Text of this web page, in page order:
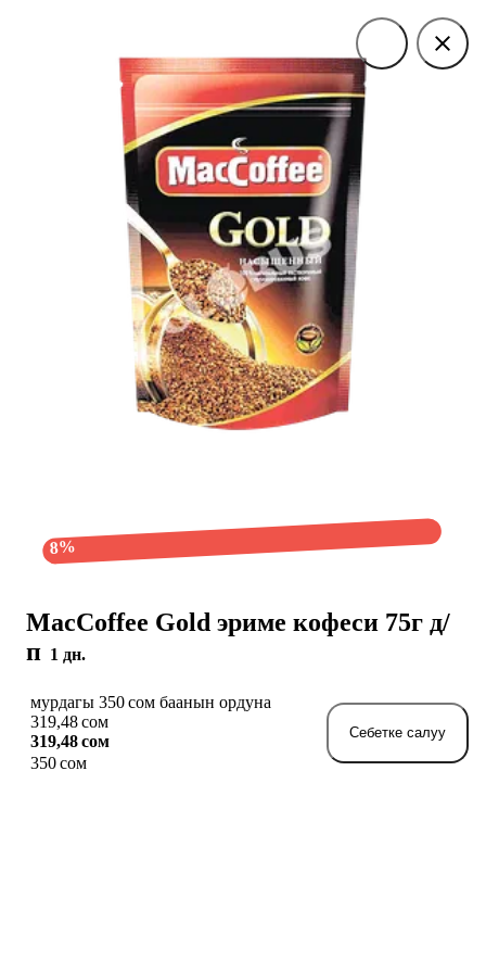
MacCoffee Gold эриме кофеси 75г д/
п 1 дн.
8%
мурдагы 350 сом баанын ордуна
319,48 сом
319,48 сом
350 сом
Себетке салуу